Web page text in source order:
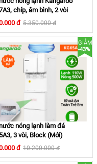
người dùng chủ động
kiệm điện
chíp, âm bình, 2 vòi
đ 5.350.000 đ
GIẢM
-43%
nóng lạnh làm đá
3 vòi, Block (Mới)
đ 10.200.000 đ